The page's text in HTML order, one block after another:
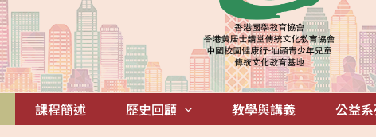
課程簡述 歷史回顧 教學與講義 公益